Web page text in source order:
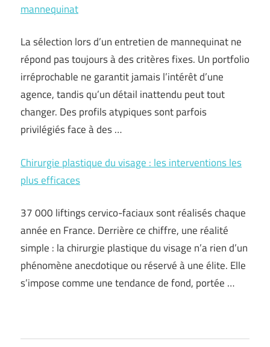
mannequinat
La sélection lors d’un entretien de mannequinat ne
répond pas toujours à des critères fixes. Un portfolio
irréprochable ne garantit jamais l’intérêt d’une
agence, tandis qu’un détail inattendu peut tout
changer. Des profils atypiques sont parfois
privilégiés face à des …
Chirurgie plastique du visage : les interventions les
plus efficaces
37 000 liftings cervico-faciaux sont réalisés chaque
année en France. Derrière ce chiffre, une réalité
simple : la chirurgie plastique du visage n’a rien d’un
phénomène anecdotique ou réservé à une élite. Elle
s’impose comme une tendance de fond, portée …